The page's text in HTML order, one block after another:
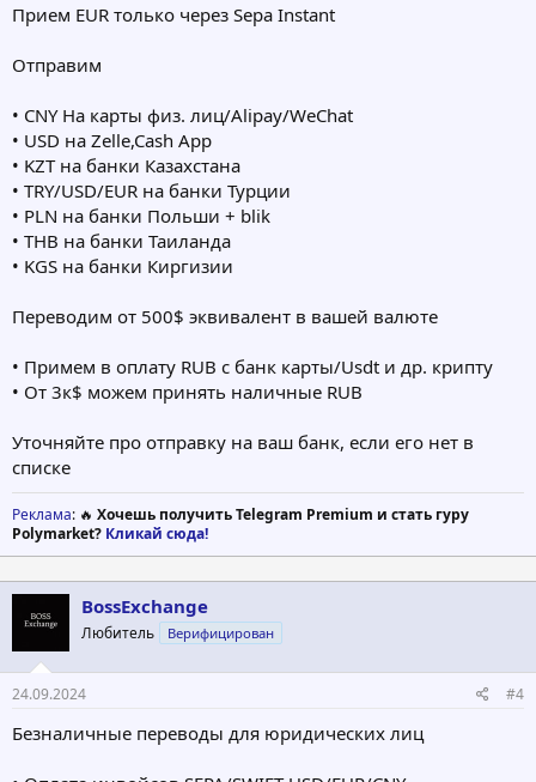
Прием EUR только через Sepa Instant
Отправим
• CNY На карты физ. лиц/Alipay/WeChat
• USD на Zelle,Cash App
• KZT на банки Казахстана
• TRY/USD/EUR на банки Турции
• PLN на банки Польши + blik
• THB на банки Таиланда
• KGS на банки Киргизии
Переводим от 500$ эквивалент в вашей валюте
• Примем в оплату RUB с банк карты/Usdt и др. крипту
• От 3к$ можем принять наличные RUB
Уточняйте про отправку на ваш банк, если его нет в
списке
Реклама: 🔥 Хочешь получить Telegram Premium и стать гуру
Polymarket? Кликай сюда!
BossExchange
Любитель Верифицирован
24.09.2024 #4
Безналичные переводы для юридических лиц